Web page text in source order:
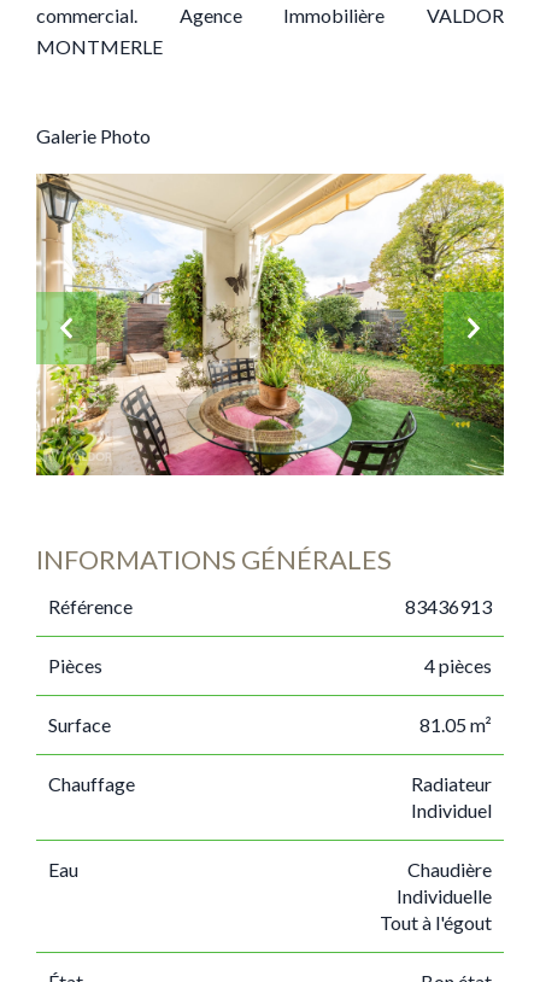
commercial. Agence Immobilière VALDOR
MONTMERLE
Galerie Photo
INFORMATIONS GÉNÉRALES
Référence 83436913
Pièces 4 pièces
Surface 81.05 m²
Chauffage
Radiateur
Individuel
Eau
Chaudière
Individuelle
Tout à l'égout